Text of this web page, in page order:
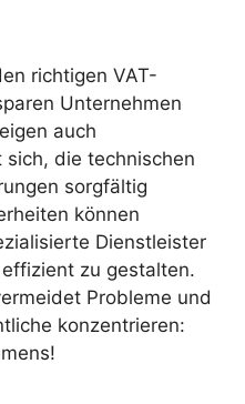
richtigen VAT-
Unternehmen
auch
sich, die technischen
sorgfältig
können
Dienstleister
zu gestalten.
Probleme und
konzentrieren: